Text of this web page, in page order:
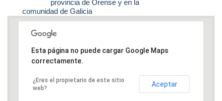
provincia de Orense y en la
comunidad de Galicia
Esta página no puede cargar Google Maps
correctamente.
¿Eres el propietario de este sitio
web?
Aceptar